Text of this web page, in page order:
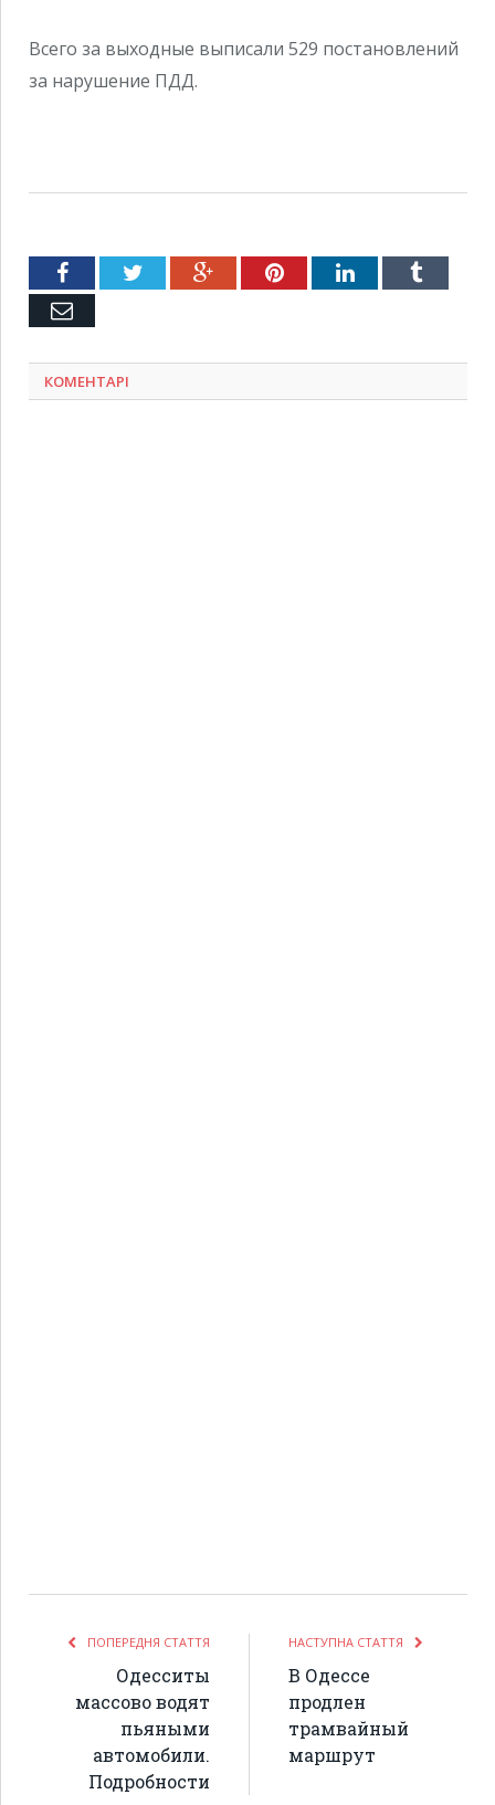
Всего за выходные выписали 529 постановлений
за нарушение ПДД.
FacebookTwitter Google+PinterestLinkedInTumblr
Емейл
КОМЕНТАРІ
ПОПЕРЕДНЯ СТАТТЯ
Одесситы
массово водят
пьяными
автомобили.
Подробности
НАСТУПНА СТАТТЯ
В Одессе
продлен
трамвайный
маршрут